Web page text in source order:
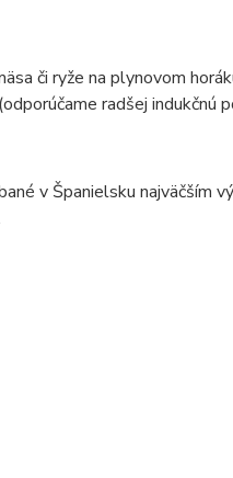
či ryže na plynovom
radšej indukčnú
v Španielsku najväčším